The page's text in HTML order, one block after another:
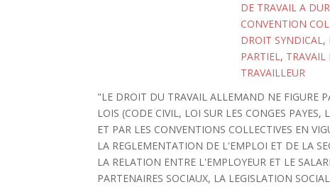
DE TRAVAIL A
CONVENTION
DROIT SYNDICAL,
PARTIEL, TRAVAIL
TRAVAILLEUR
"LE DROIT DU TRAVAIL ALLEMAND NE FIGURE
LOIS (CODE CIVIL, LOI SUR LES CONGES
ET PAR LES CONVENTIONS COLLECTIVES EN
LA REGLEMENTATION DE L'EMPLOI ET DE LA
LA RELATION ENTRE L'EMPLOYEUR ET LE
PARTENAIRES SOCIAUX, LA LEGISLATION